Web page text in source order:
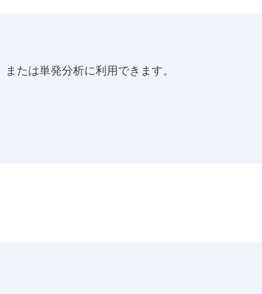
たは単発分析に利用できます。